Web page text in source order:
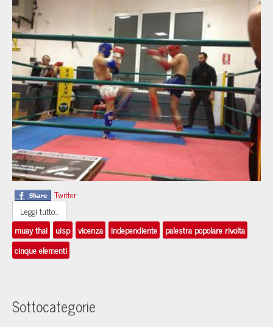
Twitter
Leggi tutto...
muay thai
uisp vicenza independiente
palestra popolare rivolta
cinque elementi
Sottocategorie